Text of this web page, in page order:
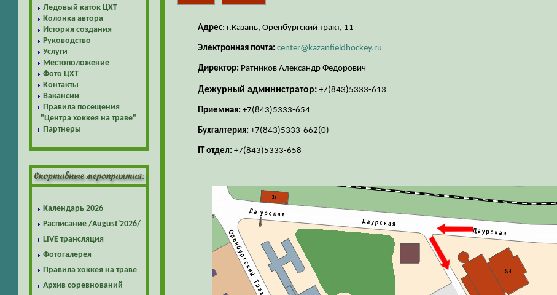
Ледовый каток ЦХТ
Колонка автора
История создания
Руководство
Услуги
Местоположение
Фото ЦХТ
Контакты
Вакансии
Правила посещения
"Центра хоккея на траве"
Партнеры
Календарь 2026
Расписание /August'2026/
LIVE трансляция
Фотогалерея
Правила хоккея на траве
Архив соревнований
Адрес: г.Казань, Оренбургский тракт, 11
Электронная почта: center@kazanfieldhockey.ru
Директор: Ратников Александр Федорович
Дежурный администратор: +7(843)5333-613
Приемная: +7(843)5333-654
Бухгалтерия: +7(843)5333-662(0)
IT отдел: +7(843)5333-658